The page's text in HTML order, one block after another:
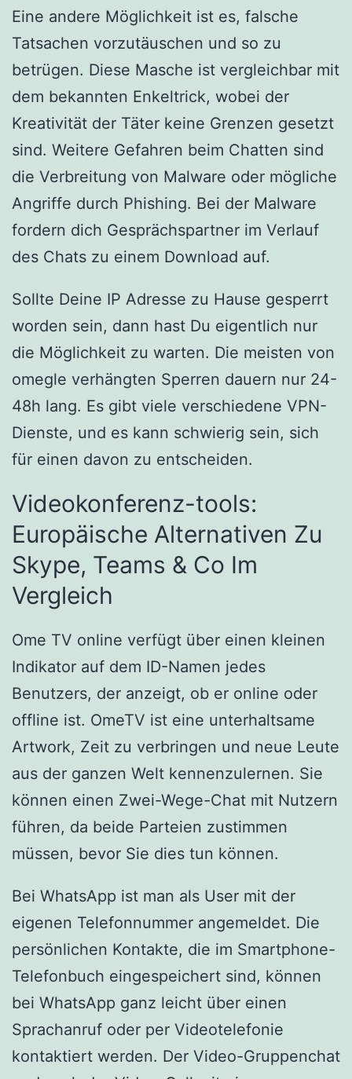
Eine andere Möglichkeit ist es, falsche
Tatsachen vorzutäuschen und so zu
betrügen. Diese Masche ist vergleichbar mit
dem bekannten Enkeltrick, wobei der
Kreativität der Täter keine Grenzen gesetzt
sind. Weitere Gefahren beim Chatten sind
die Verbreitung von Malware oder mögliche
Angriffe durch Phishing. Bei der Malware
fordern dich Gesprächspartner im Verlauf
des Chats zu einem Download auf.
Sollte Deine IP Adresse zu Hause gesperrt
worden sein, dann hast Du eigentlich nur
die Möglichkeit zu warten. Die meisten von
omegle verhängten Sperren dauern nur 24-
48h lang. Es gibt viele verschiedene VPN-
Dienste, und es kann schwierig sein, sich
für einen davon zu entscheiden.
Videokonferenz-tools:
Europäische Alternativen Zu
Skype, Teams & Co Im
Vergleich
Ome TV online verfügt über einen kleinen
Indikator auf dem ID-Namen jedes
Benutzers, der anzeigt, ob er online oder
offline ist. OmeTV ist eine unterhaltsame
Artwork, Zeit zu verbringen und neue Leute
aus der ganzen Welt kennenzulernen. Sie
können einen Zwei-Wege-Chat mit Nutzern
führen, da beide Parteien zustimmen
müssen, bevor Sie dies tun können.
Bei WhatsApp ist man als User mit der
eigenen Telefonnummer angemeldet. Die
persönlichen Kontakte, die im Smartphone-
Telefonbuch eingespeichert sind, können
bei WhatsApp ganz leicht über einen
Sprachanruf oder per Videotelefonie
kontaktiert werden. Der Video-Gruppenchat